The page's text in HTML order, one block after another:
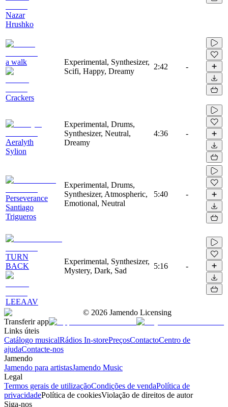
Nazar
Hrushko
a walk
Crackers
Experimental, Synthesizer,
Scifi, Happy, Dreamy
2:42 -
Aeralyth
Sylion
Experimental, Drums,
Synthesizer, Neutral,
Dreamy
4:36 -
Perseverance
Santiago
Trigueros
Experimental, Drums,
Synthesizer, Atmospheric,
Emotional, Neutral
5:40 -
TURN
BACK
LEEAAV
Experimental, Synthesizer,
Mystery, Dark, Sad
5:16 -
© 2026 Jamendo Licensing
Transferir app
Links úteis
Catálogo musicalRádios In-storePreçosContactoCentro de
ajudaContacte-nos
Jamendo
Jamendo para artistasJamendo Music
Legal
Termos gerais de utilizaçãoCondições de vendaPolítica de
privacidadePolítica de cookiesViolação de direitos de autor
Siga-nos